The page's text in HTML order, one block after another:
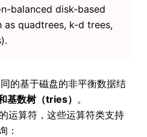
balanced disk-based
quadtrees, k-d trees,
的基于磁盘的非平衡数据结
基数树（tries） 。
运算符，这些运算符类支持
：